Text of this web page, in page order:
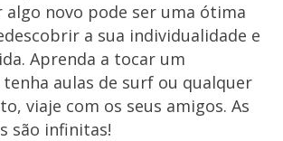
novo pode ser uma ótima
a sua individualidade e
Aprenda a tocar um
aulas de surf ou qualquer
viaje com os seus amigos. As
são infinitas!